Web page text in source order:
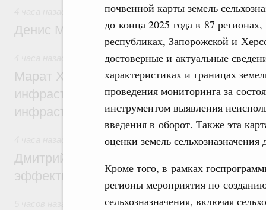
почвенной карты земель
до конца 2025 года в 87
республиках, Запорожской и
достоверные и актуальные
характеристиках и границах
проведения мониторинга за
инструментом выявления
введения в оборот. Также эта
оценки земель
Кроме того, в рамках
регионы мероприятия по
сельхозназначения, включая
Общие вопросы промышленной политики
Денис Мантуров посетил Ярославскую
Бюджеты субъектов Федерации.
Марат Хуснуллин: 15 объектов
инфраструктуры построили и обновили
инфраструктурным кредитам
Развитие сельских территорий
Дмитрий Патрушев: Синхронизация
эффективность поддержки сельских
Экономика городов. Городская среда